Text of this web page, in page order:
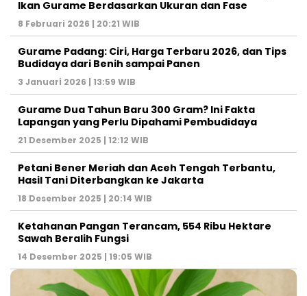
Ikan Gurame Berdasarkan Ukuran dan Fase
8 Februari 2026 | 20:21 WIB
Gurame Padang: Ciri, Harga Terbaru 2026, dan Tips
Budidaya dari Benih sampai Panen
3 Januari 2026 | 13:59 WIB
Gurame Dua Tahun Baru 300 Gram? Ini Fakta
Lapangan yang Perlu Dipahami Pembudidaya
21 Desember 2025 | 12:12 WIB
Petani Bener Meriah dan Aceh Tengah Terbantu,
Hasil Tani Diterbangkan ke Jakarta
18 Desember 2025 | 20:14 WIB
Ketahanan Pangan Terancam, 554 Ribu Hektare
Sawah Beralih Fungsi
14 Desember 2025 | 19:05 WIB